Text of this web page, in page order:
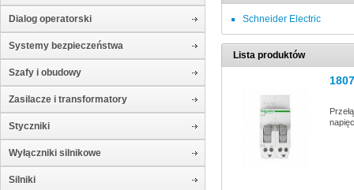
Dialog operatorski
Systemy bezpieczeństwa
Szafy i obudowy
Zasilacze i transformatory
Styczniki
Wyłączniki silnikowe
Silniki
Schneider Electric
Lista produktów